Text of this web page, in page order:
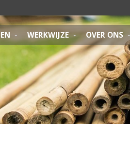
WERKWIJZE OVER ONS